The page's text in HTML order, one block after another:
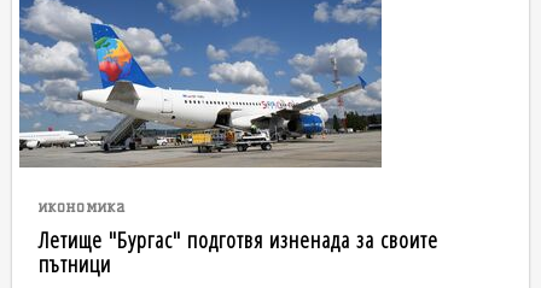
икономика
Летище "Бургас" подготвя изненада за своите
пътници